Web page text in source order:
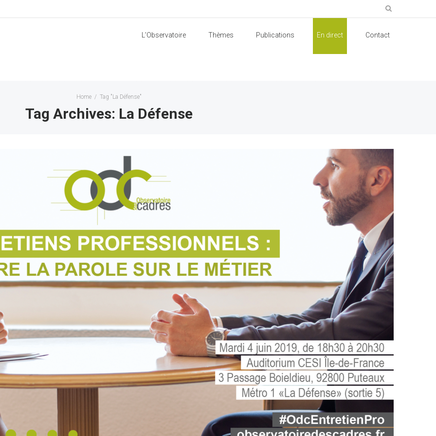
L’Observatoire Thèmes Publications En direct Contact
Home / Tag "La Défense"
Tag Archives: La Défense